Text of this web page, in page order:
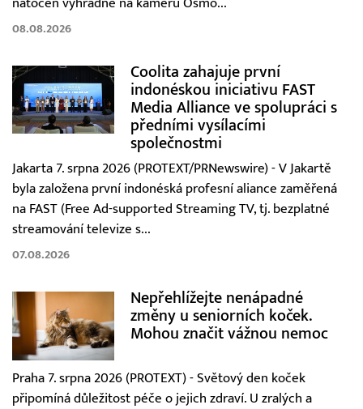
08.08.2026
Coolita zahajuje první
indonéskou iniciativu FAST
Media Alliance ve spolupráci s
předními vysílacími
společnostmi
Jakarta 7. srpna 2026 (PROTEXT/PRNewswire) - V Jakartě
byla založena první indonéská profesní aliance zaměřená
na FAST (Free Ad-supported Streaming TV, tj. bezplatné
streamování televize s...
07.08.2026
Nepřehlížejte nenápadné
změny u seniorních koček.
Mohou značit vážnou nemoc
Praha 7. srpna 2026 (PROTEXT) - Světový den koček
připomíná důležitost péče o jejich zdraví. U zralých a